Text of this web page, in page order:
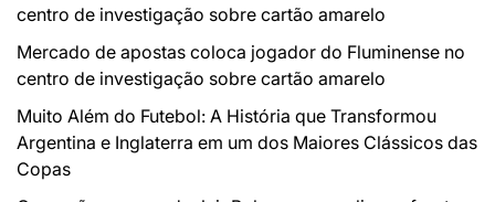
centro de investigação sobre cartão amarelo
Mercado de apostas coloca jogador do Fluminense no
centro de investigação sobre cartão amarelo
Muito Além do Futebol: A História que Transformou
Argentina e Inglaterra em um dos Maiores Clássicos das
Copas